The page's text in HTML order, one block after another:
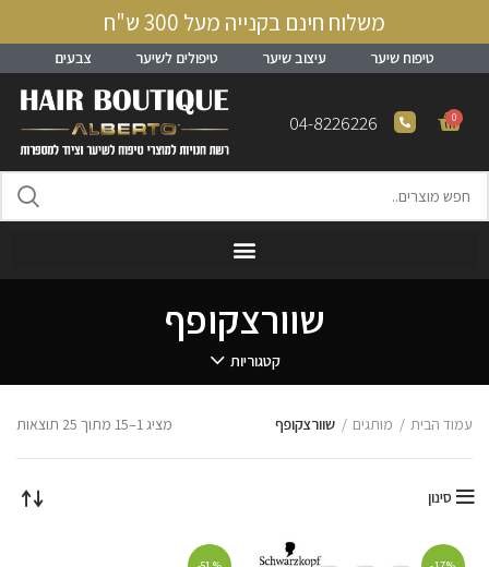
משלוח חינם בקנייה מעל 300 ש"ח
טיפוח שיער עיצוב שיער טיפולים לשיער צבעים
0
04-8226226
שוורצקופף
קטגוריות
עמוד הבית מותגים שוורצקופף מציג 1–15 מתוך 25 תוצאות
סינון